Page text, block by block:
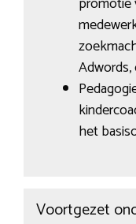
het
Voortgezet